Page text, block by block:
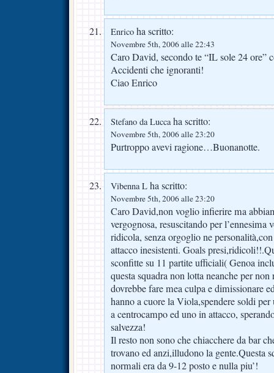
Enrico ha scritto:
Novembre 5th, 2006 alle 22:43
Caro David, secondo te “IL sole 24 ore”
Accidenti che ignoranti!
Ciao Enrico
Stefano da Luccaha scritto:
Novembre 5th, 2006 alle 23:20
Purtroppo avevi ragione…Buonanotte.
Vibenna L ha scritto:
Novembre 5th, 2006 alle 23:20
Caro David,non voglio infierire ma
vergognosa, resuscitando per l’ennesima
ridicola, senza orgoglio ne
attacco inesistenti. Goals
sconfitte su 11 partite ufficiali( Genoa
questa squadra non lotta neanche per
dovrebbe fare mea culpa e dimissionare
hanno a cuore la Viola,spendere soldi
a centrocampo ed uno in attacco,
salvezza!
Il resto non sono che chiacchere da bar
trovano ed anzi,illudono la gente.Questa
normali era da 9-12 posto e nulla piu’!